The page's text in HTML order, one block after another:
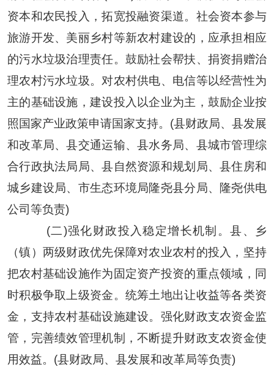
资本和农民投入，拓宽投融资渠道。社会资本参与
旅游开发、美丽乡村等新农村建设的，应承担相应
的污水垃圾治理责任。鼓励社会帮扶、捐资捐赠治
理农村污水垃圾。对农村供电、电信等以经营性为
主的基础设施，建设投入以企业为主，鼓励企业按
照国家产业政策申请国家支持。(县财政局、县发展
和改革局、县交通运输、县水务局、县城市管理综
合行政执法局局、县自然资源和规划局、县住房和
城乡建设局、市生态环境局隆尧县分局、隆尧供电
公司等负责)
(二)强化财政投入稳定增长机制。县、乡
（镇）两级财政优先保障对农业农村的投入，坚持
把农村基础设施作为固定资产投资的重点领域，同
时积极争取上级资金。统筹土地出让收益等各类资
金，支持农村基础设施建设。强化财政支农资金监
管，完善绩效管理机制，不断提升财政支农资金使
用效益。(县财政局、县发展和改革局等负责)